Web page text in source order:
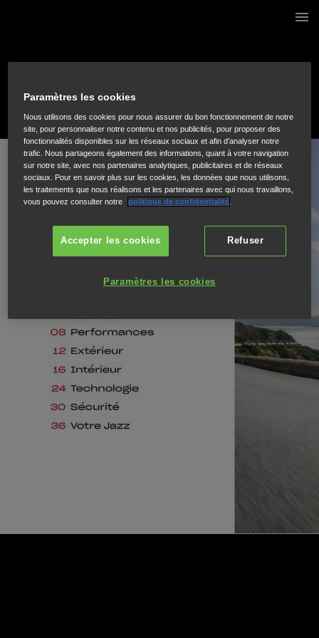
Paramètres les cookies
Nous utilisons des cookies pour nous assurer du bon fonctionnement de notre
site, pour personnaliser notre contenu et nos publicités, pour proposer des
fonctionnalités disponibles sur les réseaux sociaux et afin d’analyser notre
trafic. Nous partageons également des informations, quant à votre navigation
sur notre site, avec nos partenaires analytiques, publicitaires et de réseaux
sociaux. Pour en savoir plus sur les cookies, les données que nous utilisons,
les traitements que nous réalisons et les partenaires avec qui nous travaillons,
vous pouvez consulter notre
politique de confidentialité.
Refuser
Accepter les cookies
Paramètres les cookies